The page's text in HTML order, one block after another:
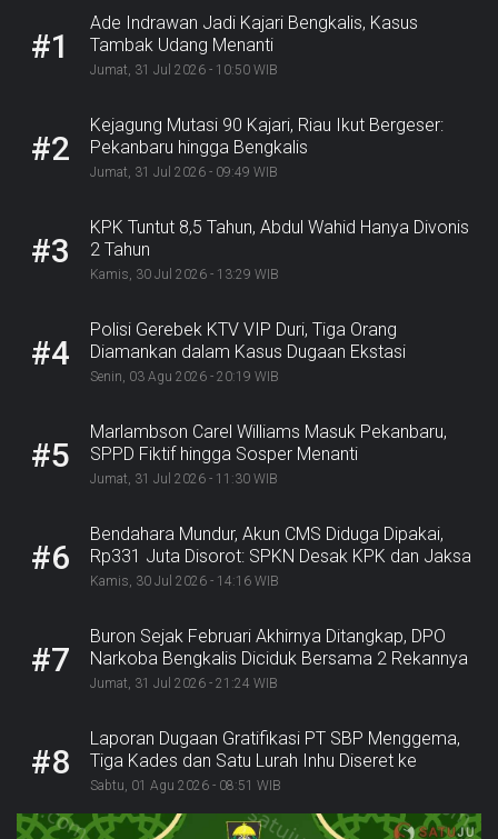
#1
Ade Indrawan Jadi Kajari Bengkalis, Kasus
Tambak Udang Menanti
Jumat, 31 Jul 2026 - 10:50 WIB
#2
Kejagung Mutasi 90 Kajari, Riau Ikut Bergeser:
Pekanbaru hingga Bengkalis
Jumat, 31 Jul 2026 - 09:49 WIB
#3
KPK Tuntut 8,5 Tahun, Abdul Wahid Hanya Divonis
2 Tahun
Kamis, 30 Jul 2026 - 13:29 WIB
#4
Polisi Gerebek KTV VIP Duri, Tiga Orang
Diamankan dalam Kasus Dugaan Ekstasi
Senin, 03 Agu 2026 - 20:19 WIB
#5
Marlambson Carel Williams Masuk Pekanbaru,
SPPD Fiktif hingga Sosper Menanti
Jumat, 31 Jul 2026 - 11:30 WIB
#6
Bendahara Mundur, Akun CMS Diduga Dipakai,
Rp331 Juta Disorot: SPKN Desak KPK dan Jaksa
Bergerak
Kamis, 30 Jul 2026 - 14:16 WIB
#7
Buron Sejak Februari Akhirnya Ditangkap, DPO
Narkoba Bengkalis Diciduk Bersama 2 Rekannya
Jumat, 31 Jul 2026 - 21:24 WIB
#8
Laporan Dugaan Gratifikasi PT SBP Menggema,
Tiga Kades dan Satu Lurah Inhu Diseret ke
Kejaksaan
Sabtu, 01 Agu 2026 - 08:51 WIB